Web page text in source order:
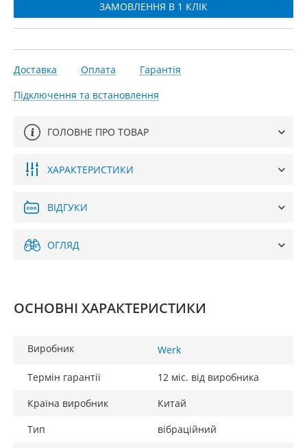
Доставка Оплата
Гарантія
Підключення та встановлення
ГОЛОВНЕ ПРО ТОВАР
ХАРАКТЕРИСТИКИ
ВІДГУКИ
ОГЛЯД
ОСНОВНІ ХАРАКТЕРИСТИКИ
Виробник Werk
Термін гарантії
12 міс. від виробника
Країна виробник
Китай
Тип
вібраційний